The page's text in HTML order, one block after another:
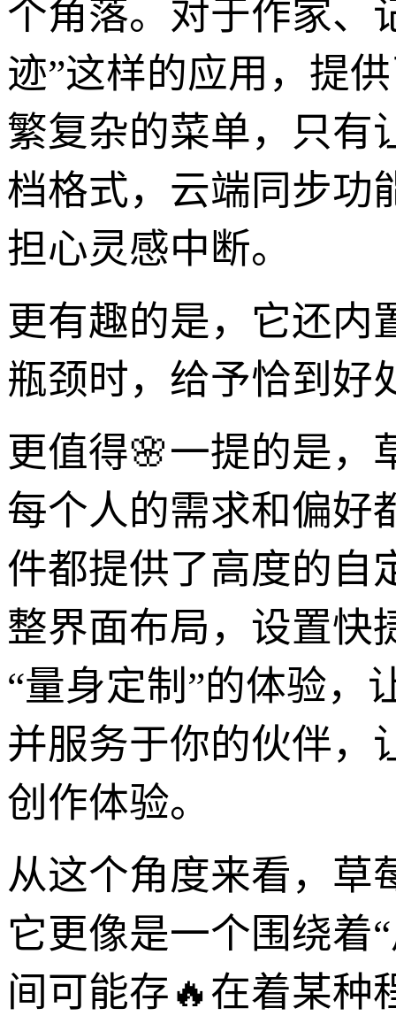
个角落。对于作家、
迹”这样的应用，提
繁复杂的菜单，只有
档格式，云端同步功
担心灵感中断。
更有趣的是，它还内
瓶颈时，给予恰到好
更值得🌸一提的是，
每个人的需求和偏好
件都提供了高度的自
整界面布局，设置快
“量身定制”的体验，
并服务于你的伙伴，
创作体验。
从这个角度来看，草
它更像是一个围绕着
间可能存🔥在着某种